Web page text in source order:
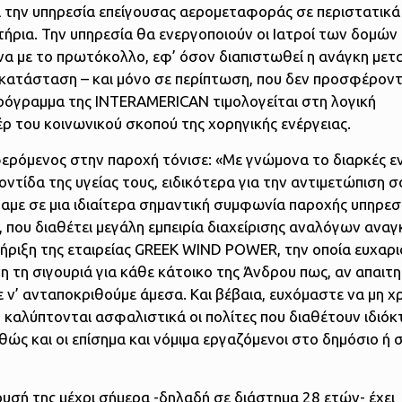
υπηρεσία επείγουσας αερομεταφοράς σε
Την υπηρεσία θα ενεργοποιούν οι Ιατροί των
το πρωτόκολλο, εφ’ όσον διαπιστωθεί η ανάγκη
– και μόνο σε περίπτωση, που δεν
της INTERAMERICAN τιμολογείται στη λογική
κοινωνικού σκοπού της χορηγικής ενέργειας.
στην παροχή τόνισε: «Με γνώμονα το διαρκές
της υγείας τους, ειδικότερα για την αντιμετώπιση
σε μια ιδιαίτερα σημαντική συμφωνία παροχής
διαθέτει μεγάλη εμπειρία διαχείρισης αναλόγων
της εταιρείας GREEK WIND POWER, την οποία
σιγουριά για κάθε κάτοικο της Άνδρου πως, αν
ανταποκριθούμε άμεσα. Και βέβαια, ευχόμαστε να μη
ασφαλιστικά οι πολίτες που διαθέτουν
και οι επίσημα και νόμιμα εργαζόμενοι στο δημόσιο ή
της μέχρι σήμερα -δηλαδή σε διάστημα 28 ετών- έχει